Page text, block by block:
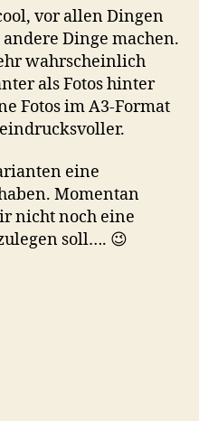
vor allen Dingen
Dinge machen.
wahrscheinlich
als Fotos hinter
Fotos im A3-Format
eine
Momentan
nicht noch eine
soll…. 😉